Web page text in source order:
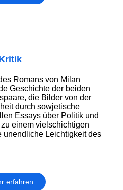
Romans von Milan
Geschichte der beiden
die Bilder von der
durch sowjetische
Essays über Politik und
einem vielschichtigen
unendliche Leichtigkeit des
erfahren